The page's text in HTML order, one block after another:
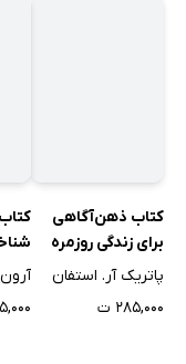
کتاب ذهن‌آگاهی
برای زندگی روزمره
پاتریک آر. استفان
۲۸۵,۰۰۰ ت